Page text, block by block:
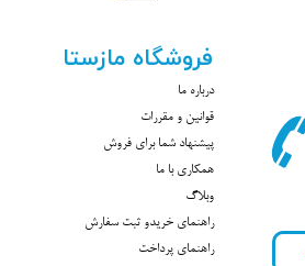
فروشگاه مازستا
درباره ما
قوانین و مقررات
پیشنهاد شما برای فروش
همکاری با ما
وبلاگ
راهنمای خریدو ثبت سفارش
راهنمای پرداخت